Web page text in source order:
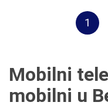
1
Mobilni
mobilni u